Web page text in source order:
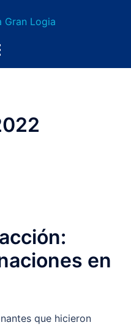
en
que hicieron